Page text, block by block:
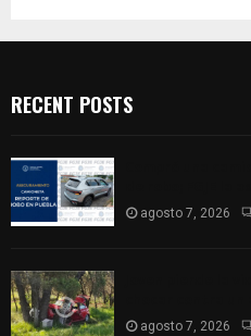
RECENT POSTS
agosto 7, 2026
agosto 7, 2026